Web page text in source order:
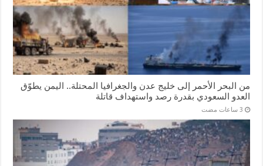
من البحر الأحمر إلى خليج عدن والجغرافيا المحتلة.. اليمن يطوّق
العدو السعودي بقدرة رصد واستهداف قاتلة